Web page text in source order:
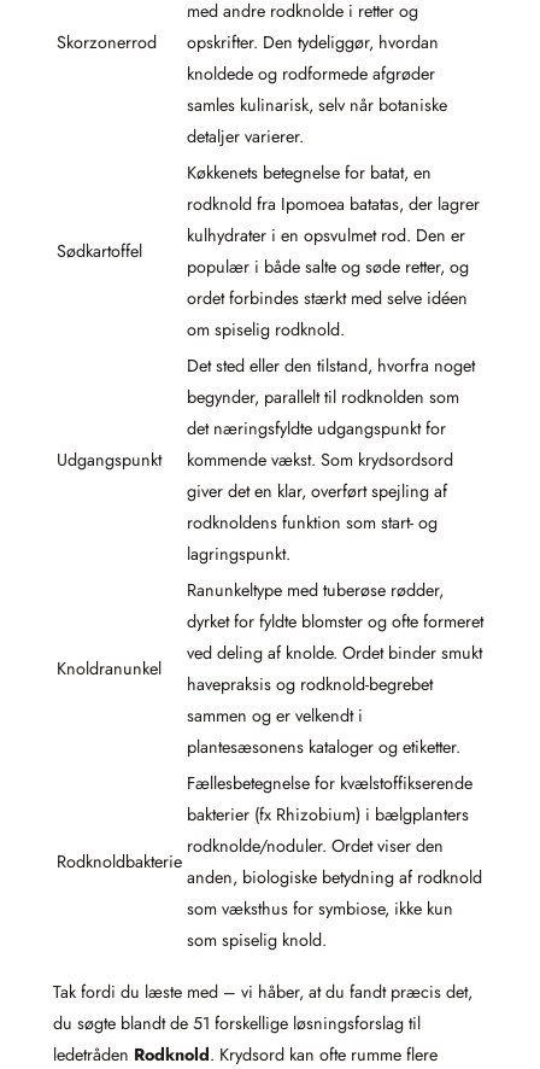
Skorzonerrod
med andre rodknolde i retter og
opskrifter. Den tydeliggør, hvordan
knoldede og rodformede afgrøder
samles kulinarisk, selv når botaniske
detaljer varierer.
Sødkartoffel
Køkkenets betegnelse for batat, en
rodknold fra Ipomoea batatas, der lagrer
kulhydrater i en opsvulmet rod. Den er
populær i både salte og søde retter, og
ordet forbindes stærkt med selve idéen
om spiselig rodknold.
Udgangspunkt
Det sted eller den tilstand, hvorfra noget
begynder, parallelt til rodknolden som
det næringsfyldte udgangspunkt for
kommende vækst. Som krydsordsord
giver det en klar, overført spejling af
rodknoldens funktion som start- og
lagringspunkt.
Knoldranunkel
Ranunkeltype med tuberøse rødder,
dyrket for fyldte blomster og ofte formeret
ved deling af knolde. Ordet binder smukt
havepraksis og rodknold-begrebet
sammen og er velkendt i
plantesæsonens kataloger og etiketter.
Rodknoldbakterie
Fællesbetegnelse for kvælstoffikserende
bakterier (fx Rhizobium) i bælgplanters
rodknolde/noduler. Ordet viser den
anden, biologiske betydning af rodknold
som væksthus for symbiose, ikke kun
som spiselig knold.
Tak fordi du læste med – vi håber, at du fandt præcis det,
du søgte blandt de 51 forskellige løsningsforslag til
ledetråden Rodknold. Krydsord kan ofte rumme flere